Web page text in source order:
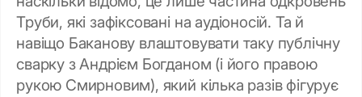
Труби, які зафіксовані на аудіоносій. Та й
навіщо Баканову влаштовувати таку публічну
сварку з Андрієм Богданом (і його правою
рукою Смирновим), який кілька разів фігурує